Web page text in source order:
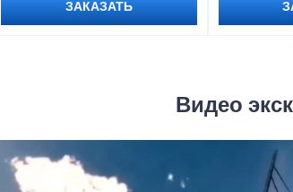
ЗАКАЗАТЬ
Видео